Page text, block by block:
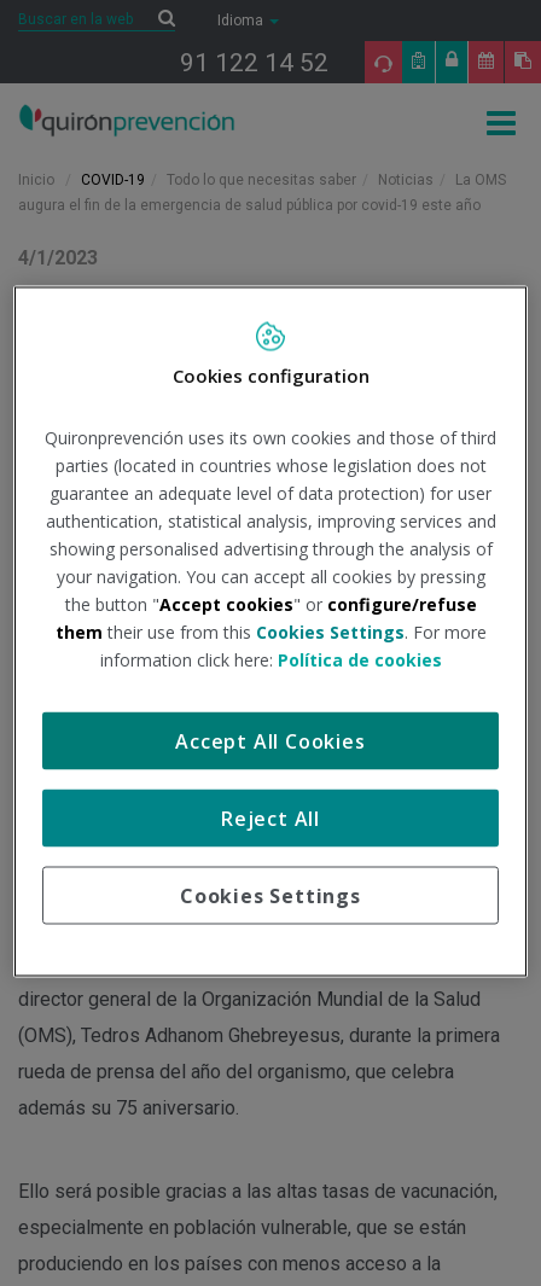
Saltar al contenido
Buscar
Idioma
91 122 14 52
Inicio COVID-19 Todo lo que necesitas saber Noticias
La OMS
augura el fin de la emergencia de salud pública por covid-19 este año
4/1/2023
Actualidad
La OMS augura el fin de la
pública por covid-19 este
año
Institución - Fuente:diariomedico.com
Tipo de documento: Noticia
nuevas subvariantes, la OMS cree que la emergencia por la
pandemia está cerca de concluir.
Acaba de arrancar el cuarto año en que la presencia de la
covid-19 es constante, pero puede ser el último: "2023 será
el año en que, probablemente, finalice la emergencia de
director general de la Organización Mundial de la Salud
(OMS), Tedros Adhanom Ghebreyesus, durante la primera
rueda de prensa del año del organismo, que celebra
además su 75 aniversario.
Ello será posible gracias a las altas tasas de vacunación,
especialmente en población vulnerable, que se están
produciendo en los países con menos acceso a la
Cookies configuration
Quironprevención uses its own cookies and those of third
parties (located in countries whose legislation does not
guarantee an adequate level of data protection) for user
authentication, statistical analysis, improving services and
showing personalised advertising through the analysis of
your navigation. You can accept all cookies by pressing
the button "Accept cookies" or configure/refuse
them their use from this Cookies Settings. For more
information click here: Política de cookies
Cookies Settings
Reject All
Accept All Cookies